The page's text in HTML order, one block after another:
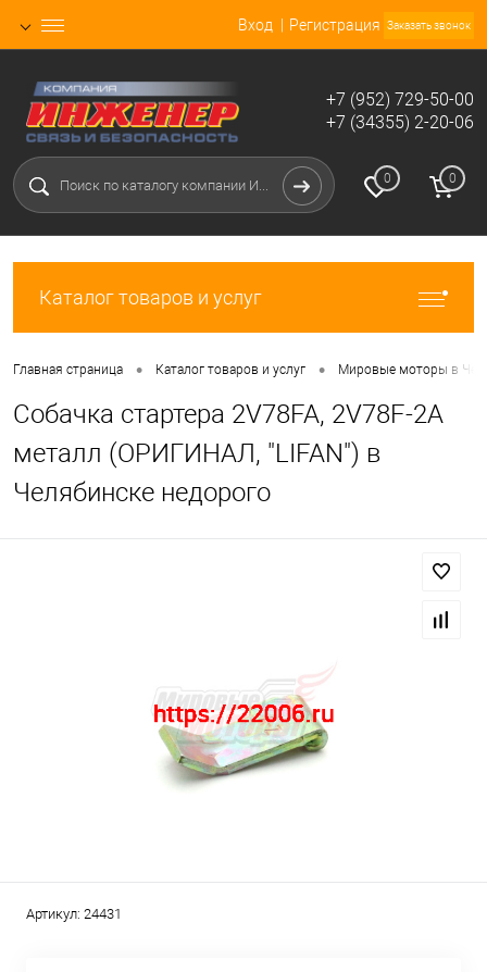
Вход Регистрация Заказать звонок
+7 (952) 729-50-00
+7 (34355) 2-20-06
0 0
Каталог товаров и услуг
Главная страница • Каталог товаров и услуг • Мировые моторы в
Собачка стартера 2V78FA, 2V78F-2A
металл (ОРИГИНАЛ, "LIFAN") в
Челябинске недорого
Артикул: 24431